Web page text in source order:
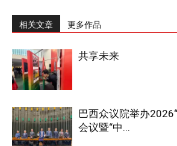
相关文章 更多作品
共享未来
巴西众议院举办
会议暨“中...